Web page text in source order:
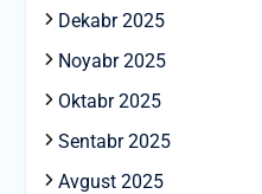
Dekabr 2025
Noyabr 2025
Oktabr 2025
Sentabr 2025
Avgust 2025